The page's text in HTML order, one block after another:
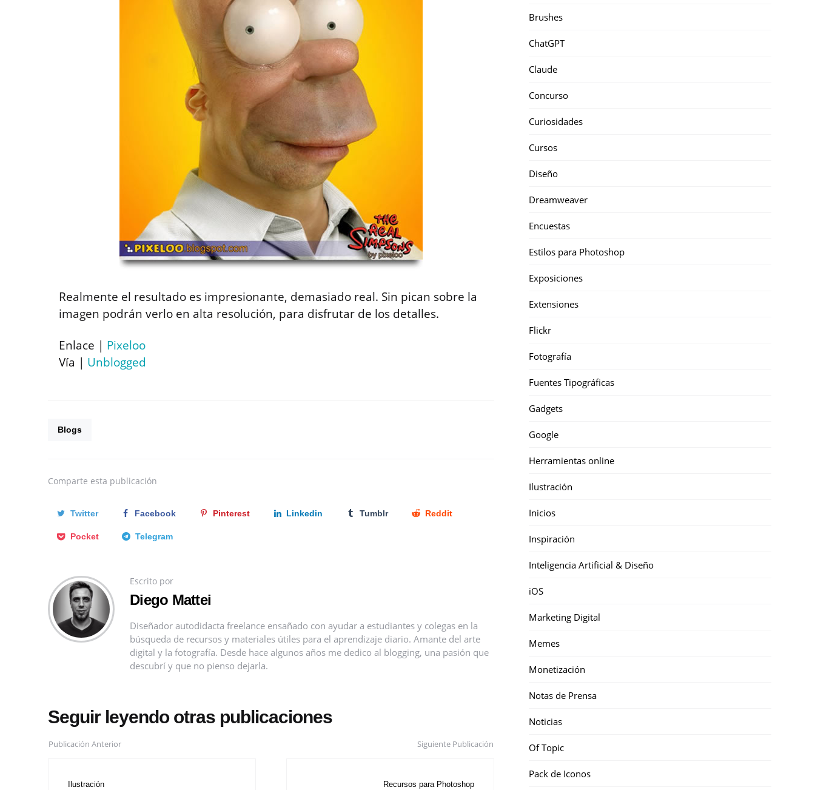
Realmente el resultado es impresionante, demasiado real. Sin pican sobre la
imagen podrán verlo en alta resolución, para disfrutar de los detalles.
Enlace | Pixeloo
Vía | Unblogged
Blogs
Comparte esta publicación
Twitter Facebook Pinterest Linkedin Tumblr Reddit
Pocket Telegram
Escrito por
Diego Mattei
Diseñador autodidacta freelance ensañado con ayudar a estudiantes y colegas en la
búsqueda de recursos y materiales útiles para el aprendizaje diario. Amante del arte
digital y la fotografía. Desde hace algunos años me dedico al blogging, una pasión que
descubrí y que no pienso dejarla.
Seguir leyendo otras publicaciones
Publicación Anterior
Ilustración
Siguiente Publicación
Recursos para Photoshop
Brushes
ChatGPT
Claude
Concurso
Curiosidades
Cursos
Diseño
Dreamweaver
Encuestas
Estilos para Photoshop
Exposiciones
Extensiones
Flickr
Fotografía
Fuentes Tipográficas
Gadgets
Google
Herramientas online
Ilustración
Inicios
Inspiración
Inteligencia Artificial & Diseño
iOS
Marketing Digital
Memes
Monetización
Notas de Prensa
Noticias
Of Topic
Pack de Iconos